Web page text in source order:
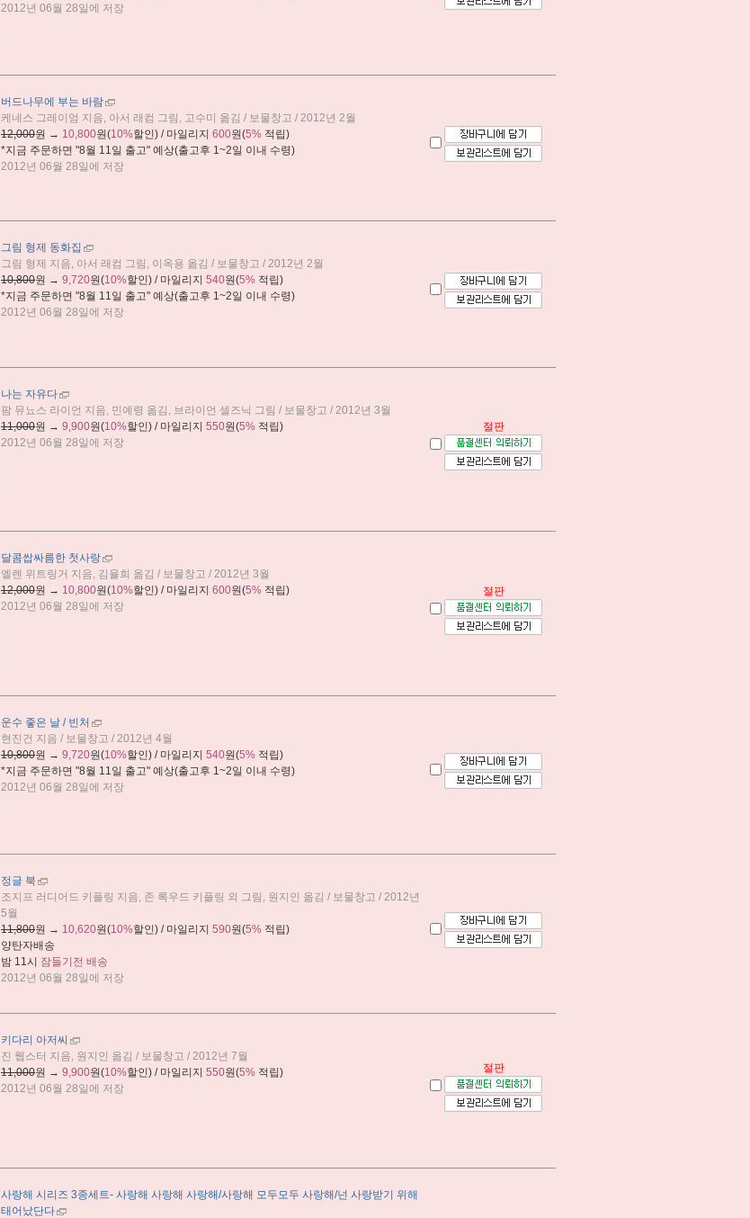
2012년 06월 28일에 저장
버드나무에 부는 바람
케네스 그레이엄 지음, 아서 래컴 그림, 고수미 옮김 / 보물창고 / 2012년 2월
12,000원 → 10,800원(10%할인) / 마일리지 600원(5% 적립)
*지금 주문하면 "8월 11일 출고" 예상(출고후 1~2일 이내 수령)
2012년 06월 28일에 저장
그림 형제 동화집
그림 형제 지음, 아서 래컴 그림, 이옥용 옮김 / 보물창고 / 2012년 2월
10,800원 → 9,720원(10%할인) / 마일리지 540원(5% 적립)
*지금 주문하면 "8월 11일 출고" 예상(출고후 1~2일 이내 수령)
2012년 06월 28일에 저장
나는 자유다
팜 뮤뇨스 라이언 지음, 민예령 옮김, 브라이언 셀즈닉 그림 / 보물창고 / 2012년 3월
11,000원 → 9,900원(10%할인) / 마일리지 550원(5% 적립)
2012년 06월 28일에 저장
절판
달콤쌉싸름한 첫사랑
엘렌 위트링거 지음, 김율희 옮김 / 보물창고 / 2012년 3월
12,000원 → 10,800원(10%할인) / 마일리지 600원(5% 적립)
2012년 06월 28일에 저장
절판
운수 좋은 날 / 빈처
현진건 지음 / 보물창고 / 2012년 4월
10,800원 → 9,720원(10%할인) / 마일리지 540원(5% 적립)
*지금 주문하면 "8월 11일 출고" 예상(출고후 1~2일 이내 수령)
2012년 06월 28일에 저장
정글 북
조지프 러디어드 키플링 지음, 존 록우드 키플링 외 그림, 원지인 옮김 / 보물창고 / 2012년
5월
11,800원 → 10,620원(10%할인) / 마일리지 590원(5% 적립)
양탄자배송
밤 11시 잠들기전 배송
2012년 06월 28일에 저장
키다리 아저씨
진 웹스터 지음, 원지인 옮김 / 보물창고 / 2012년 7월
11,000원 → 9,900원(10%할인) / 마일리지 550원(5% 적립)
2012년 06월 28일에 저장
절판
사랑해 시리즈 3종세트- 사랑해 사랑해 사랑해/사랑해 모두모두 사랑해/넌 사랑받기 위해
태어났단다